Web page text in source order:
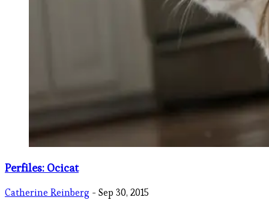
Perfiles: Ocicat
Catherine Reinberg - Sep 30, 2015